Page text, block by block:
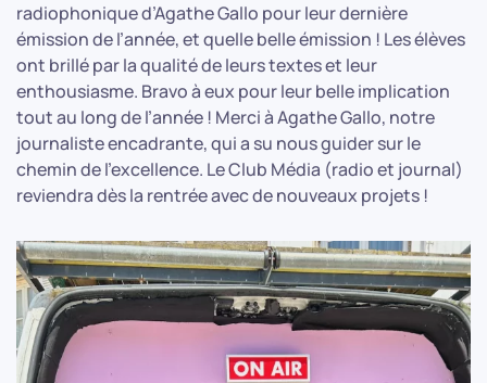
radiophonique d’Agathe Gallo pour leur dernière
émission de l’année, et quelle belle émission ! Les élèves
ont brillé par la qualité de leurs textes et leur
enthousiasme. Bravo à eux pour leur belle implication
tout au long de l’année ! Merci à Agathe Gallo, notre
journaliste encadrante, qui a su nous guider sur le
chemin de l’excellence. Le Club Média (radio et journal)
reviendra dès la rentrée avec de nouveaux projets !